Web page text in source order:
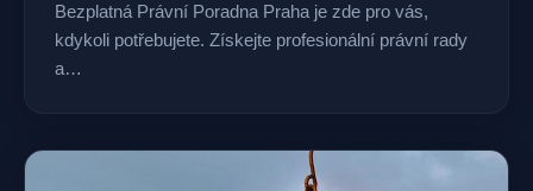
Bezplatná Právní Poradna Praha je zde pro vás,
kdykoli potřebujete. Získejte profesionální právní rady
a…